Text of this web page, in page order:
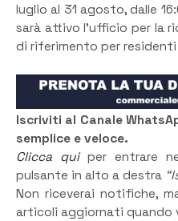
luglio al 31 agosto, dalle
sarà attivo l’ufficio per la
di riferimento per
Iscriviti al Canale
semplice e veloce.
Clicca quiper entrare
pulsante in alto a destra
Non riceverai notifiche,
articoli aggiornati quando